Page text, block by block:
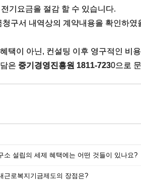
기요금을 절감 할 수 있습니다.
청구서 내역상의 계약내용을 확인하
택이 아닌, 컨설팅 이후 영구적인 비
은 중기경영진흥원 1811-7230으로
소 설립의 세제 혜택에는 어떤 것들이 있나요?
근로복지기금제도의 장점은?